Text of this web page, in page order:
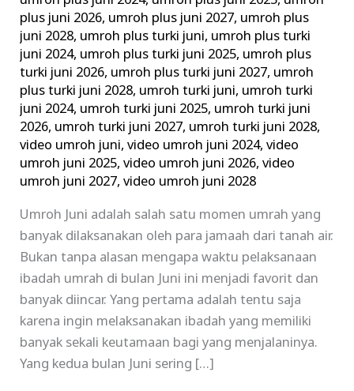
plus juni 2026, umroh plus juni 2027, umroh plus
juni 2028, umroh plus turki juni, umroh plus turki
juni 2024, umroh plus turki juni 2025, umroh plus
turki juni 2026, umroh plus turki juni 2027, umroh
plus turki juni 2028, umroh turki juni, umroh turki
juni 2024, umroh turki juni 2025, umroh turki juni
2026, umroh turki juni 2027, umroh turki juni 2028,
video umroh juni,video umroh juni 2024,video
umroh juni 2025,video umroh juni 2026,video
umroh juni 2027,video umroh juni 2028
Umroh Juni adalah salah satu momen umrah yang
banyak dilaksanakan oleh para jamaah dari tanah air.
Bukan tanpa alasan mengapa waktu pelaksanaan
ibadah umrah di bulan Juni ini menjadi favorit dan
banyak diincar. Yang pertama adalah tentu saja
karena ingin melaksanakan ibadah yang memiliki
banyak sekali keutamaan bagi yang menjalaninya.
Yang kedua bulan Juni sering […]